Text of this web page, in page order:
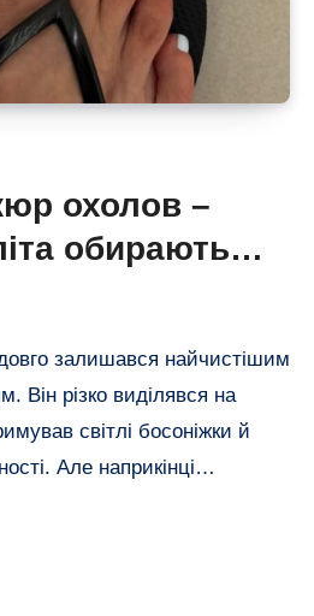
охолов –
обирають
залишався найчистішим
Він різко виділявся на
світлі босоніжки й
Але наприкінці…